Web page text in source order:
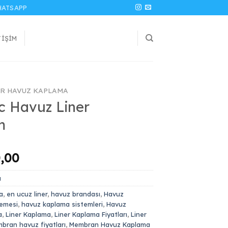
HAVUZ KAPLAMA
Havuz Liner
Şu
andaki
₺ 1.800,00.
, en ucuz liner, havuz brandası, Havuz
, havuz kaplama sistemleri, Havuz
, Liner Kaplama, Liner Kaplama Fiyatları, Liner
havuz fiyatları, Membran Havuz Kaplama